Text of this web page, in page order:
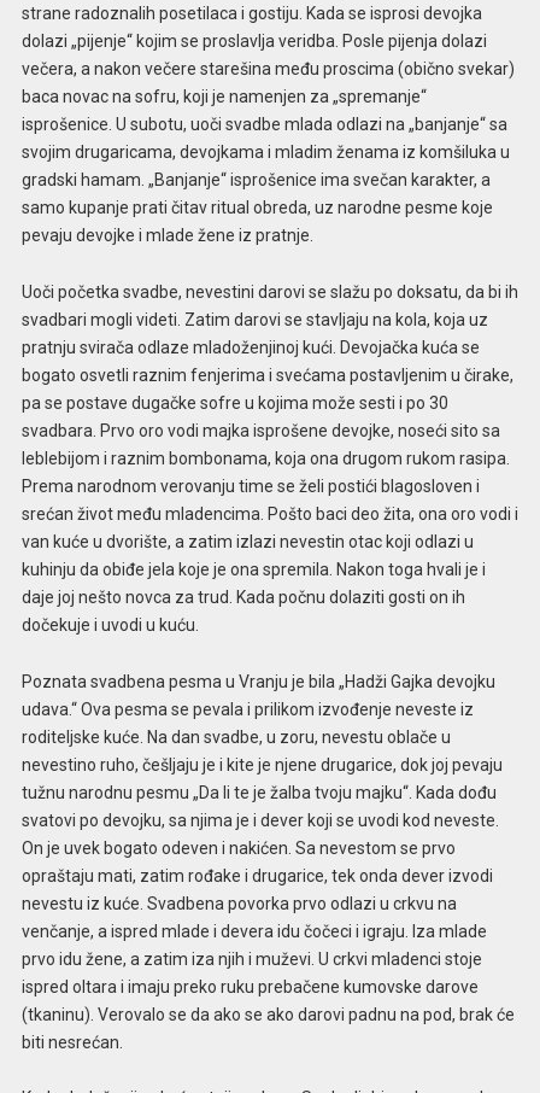
strane radoznalih posetilaca i gostiju. Kada se isprosi devojka
dolazi „pijenje“ kojim se proslavlja veridba. Posle pijenja dolazi
večera, a nakon večere starešina među proscima (obično svekar)
baca novac na sofru, koji je namenjen za „spremanje“
isprošenice. U subotu, uoči svadbe mlada odlazi na „banjanje“ sa
svojim drugaricama, devojkama i mladim ženama iz komšiluka u
gradski hamam. „Banjanje“ isprošenice ima svečan karakter, a
samo kupanje prati čitav ritual obreda, uz narodne pesme koje
pevaju devojke i mlade žene iz pratnje.
Uoči početka svadbe, nevestini darovi se slažu po doksatu, da bi ih
svadbari mogli videti. Zatim darovi se stavljaju na kola, koja uz
pratnju svirača odlaze mladoženjinoj kući. Devojačka kuća se
bogato osvetli raznim fenjerima i svećama postavljenim u čirake,
pa se postave dugačke sofre u kojima može sesti i po 30
svadbara. Prvo oro vodi majka isprošene devojke, noseći sito sa
leblebijom i raznim bombonama, koja ona drugom rukom rasipa.
Prema narodnom verovanju time se želi postići blagosloven i
srećan život među mladencima. Pošto baci deo žita, ona oro vodi i
van kuće u dvorište, a zatim izlazi nevestin otac koji odlazi u
kuhinju da obiđe jela koje je ona spremila. Nakon toga hvali je i
daje joj nešto novca za trud. Kada počnu dolaziti gosti on ih
dočekuje i uvodi u kuću.
Poznata svadbena pesma u Vranju je bila „Hadži Gajka devojku
udava.“ Ova pesma se pevala i prilikom izvođenje neveste iz
roditeljske kuće. Na dan svadbe, u zoru, nevestu oblače u
nevestino ruho, češljaju je i kite je njene drugarice, dok joj pevaju
tužnu narodnu pesmu „Da li te je žalba tvoju majku“. Kada dođu
svatovi po devojku, sa njima je i dever koji se uvodi kod neveste.
On je uvek bogato odeven i nakićen. Sa nevestom se prvo
opraštaju mati, zatim rođake i drugarice, tek onda dever izvodi
nevestu iz kuće. Svadbena povorka prvo odlazi u crkvu na
venčanje, a ispred mlade i devera idu čočeci i igraju. Iza mlade
prvo idu žene, a zatim iza njih i muževi. U crkvi mladenci stoje
ispred oltara i imaju preko ruku prebačene kumovske darove
(tkaninu). Verovalo se da ako se ako darovi padnu na pod, brak će
biti nesrećan.